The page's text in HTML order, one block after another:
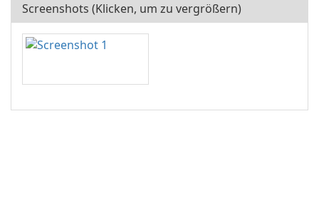
Screenshots (Klicken, um zu vergrößern)